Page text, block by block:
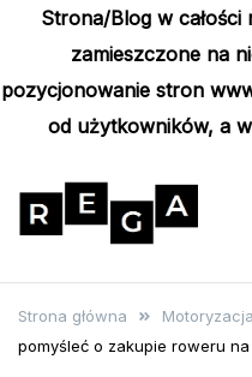
Strona/Blog w
zamieszczone na
pozycjonowanie stron
od użytkowników, a
content
Rega
Strona główna
pomyśleć o zakupie roweru